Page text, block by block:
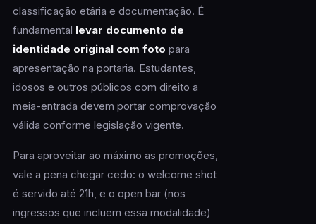
classificação etária e documentação. É
fundamental levar documento de
identidade original com foto para
apresentação na portaria. Estudantes,
idosos e outros públicos com direito a
meia-entrada devem portar comprovação
válida conforme legislação vigente.
Para aproveitar ao máximo as promoções,
vale a pena chegar cedo: o welcome shot
é servido até 21h, e o open bar (nos
ingressos que incluem essa modalidade)